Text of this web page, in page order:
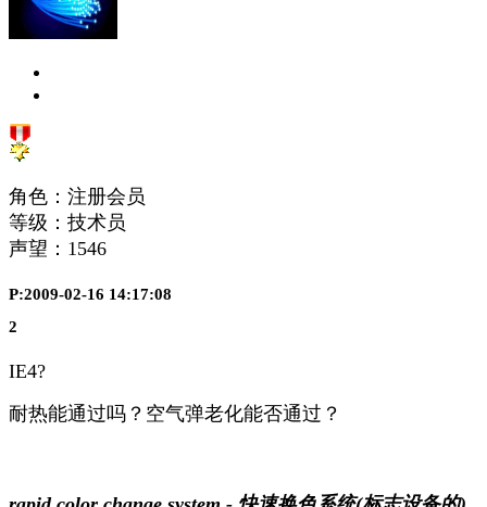
角色：注册会员
等级：技术员
声望： 1546
P:2009-02-16 14:17:08
2
IE4?
耐热能通过吗？空气弹老化能否通过？